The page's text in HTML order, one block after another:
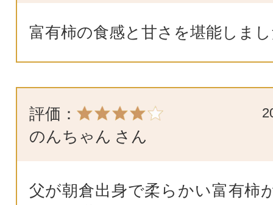
富有柿の食感と甘さを堪能しま
評価：
のんちゃん さん
父が朝倉出身で柔らかい富有柿